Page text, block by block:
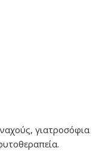
γιατροσόφια